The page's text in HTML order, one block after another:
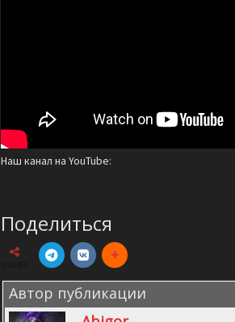
Наш канал на YouTube:
Поделиться
Автор публикации